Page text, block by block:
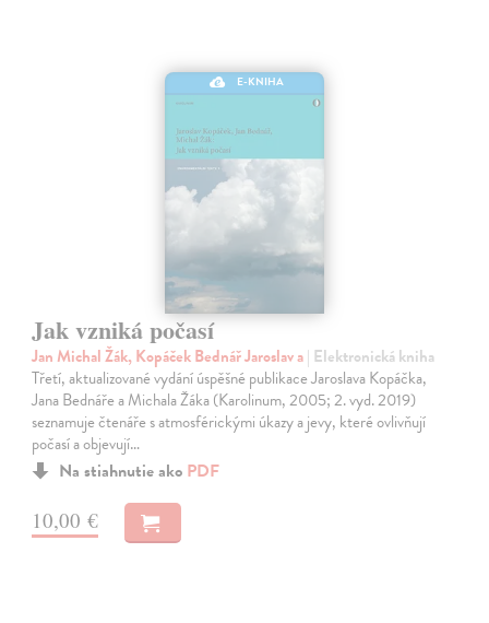
E-KNIHA
Jak vzniká počasí
Jan Michal Žák, Kopáček Bednář Jaroslav a| Elektronická kniha
Třetí, aktualizované vydání úspěšné publikace Jaroslava Kopáčka,
Jana Bednáře a Michala Žáka (Karolinum, 2005; 2. vyd. 2019)
seznamuje čtenáře s atmosférickými úkazy a jevy, které ovlivňují
počasí a objevují…
Na stiahnutie ako PDF
10,00 €